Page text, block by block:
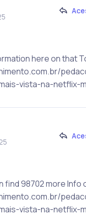
here on that
vista-na-netflix-
find 98702 more Info
vista-na-netflix-